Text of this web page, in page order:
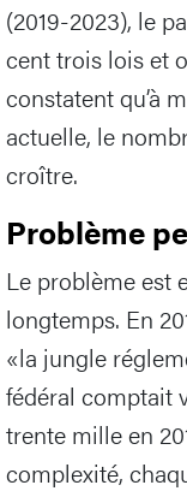
(2019-2023), le
cent trois lois et
constatent qu’à
actuelle, le
croître.
Problème
Le problème est
longtemps. En
«la jungle
fédéral comptait
trente mille en
complexité,